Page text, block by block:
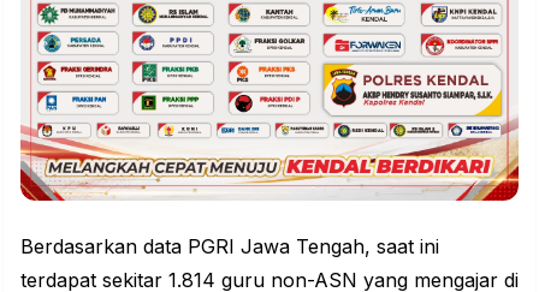
Berdasarkan data PGRI Jawa Tengah, saat ini
terdapat sekitar 1.814 guru non-ASN yang mengajar di